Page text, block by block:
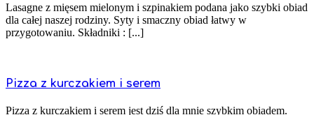
Lasagne z mięsem mielonym i szpinakiem podana jako szybki obiad
dla całej naszej rodziny. Syty i smaczny obiad łatwy w
przygotowaniu. Składniki : [...]
Pizza z kurczakiem i serem
Pizza z kurczakiem i serem jest dziś dla mnie szybkim obiadem.